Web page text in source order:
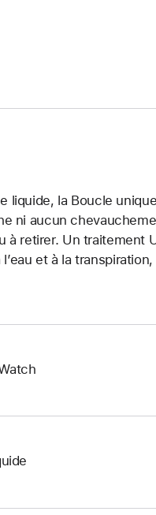
liquide, la Boucle
ni aucun
à retirer. Un traitement
et à la